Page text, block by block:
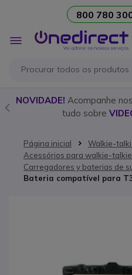
800 780
Alternar
Nav
NOVIDADE! Acompanhe
tudo sobre
Página inicial
Walkie-
Acessórios para walkie-
Carregadores y baterias de
Bateria compatível para